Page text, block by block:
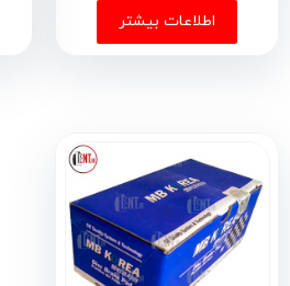
اطلاعات بیشتر